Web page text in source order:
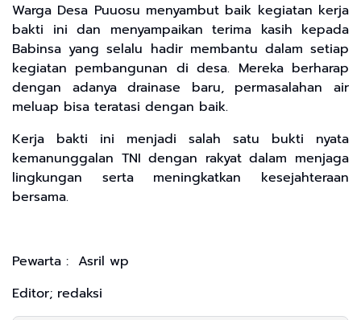
Warga Desa Puuosu menyambut baik kegiatan kerja
bakti ini dan menyampaikan terima kasih kepada
Babinsa yang selalu hadir membantu dalam setiap
kegiatan pembangunan di desa. Mereka berharap
dengan adanya drainase baru, permasalahan air
meluap bisa teratasi dengan baik.
Kerja bakti ini menjadi salah satu bukti nyata
kemanunggalan TNI dengan rakyat dalam menjaga
lingkungan serta meningkatkan kesejahteraan
bersama.
Pewarta : Asril wp
Editor; redaksi